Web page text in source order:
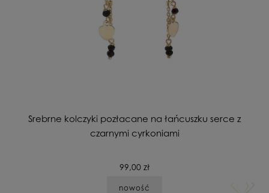
Srebrne kolczyki pozłacane na łańcuszku serce z
czarnymi cyrkoniami
99,00 zł
nowość